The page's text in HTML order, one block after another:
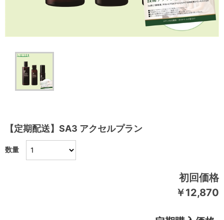
【定期配送】SA3 アクセルプラン
初回価格
￥12,870
数量